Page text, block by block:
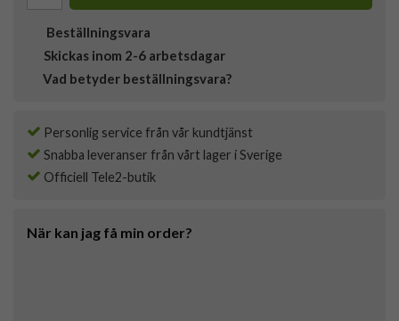
Beställningsvara
Skickas inom 2-6 arbetsdagar
Vad betyder beställningsvara?
Personlig service från vår kundtjänst
Snabba leveranser från vårt lager i Sverige
Officiell Tele2-butik
När kan jag få min order?